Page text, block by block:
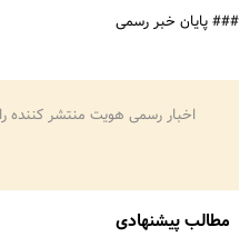
### پایان خبر رسمی
اخبار رسمی هویت منتشر
مطالب پیشنهادی